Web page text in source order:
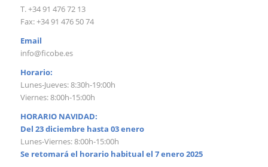
T. +34 91 476 72 13
Fax: +34 91 476 50 74
Email
info@ficobe.es
Horario:
Lunes-Jueves: 8:30h-19:00h
Viernes: 8:00h-15:00h
HORARIO NAVIDAD:
Del 23 diciembre hasta 03 enero
Lunes-Viernes: 8:00h-15:00h
Se retomará el horario habitual el 7 enero 2025